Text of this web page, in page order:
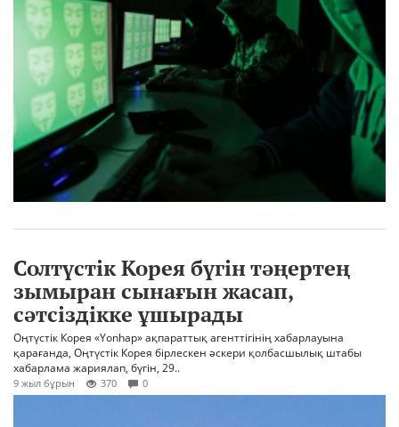
Солтүстік Корея бүгін тәңертең
зымыран сынағын жасап,
сәтсіздікке ұшырады
Оңтүстік Корея «Yonhap» ақпараттық агенттігінің хабарлауына
қарағанда, Оңтүстік Корея бірлескен әскери қолбасшылық штабы
хабарлама жариялап, бүгін, 29..
9 жыл бұрын 370 0